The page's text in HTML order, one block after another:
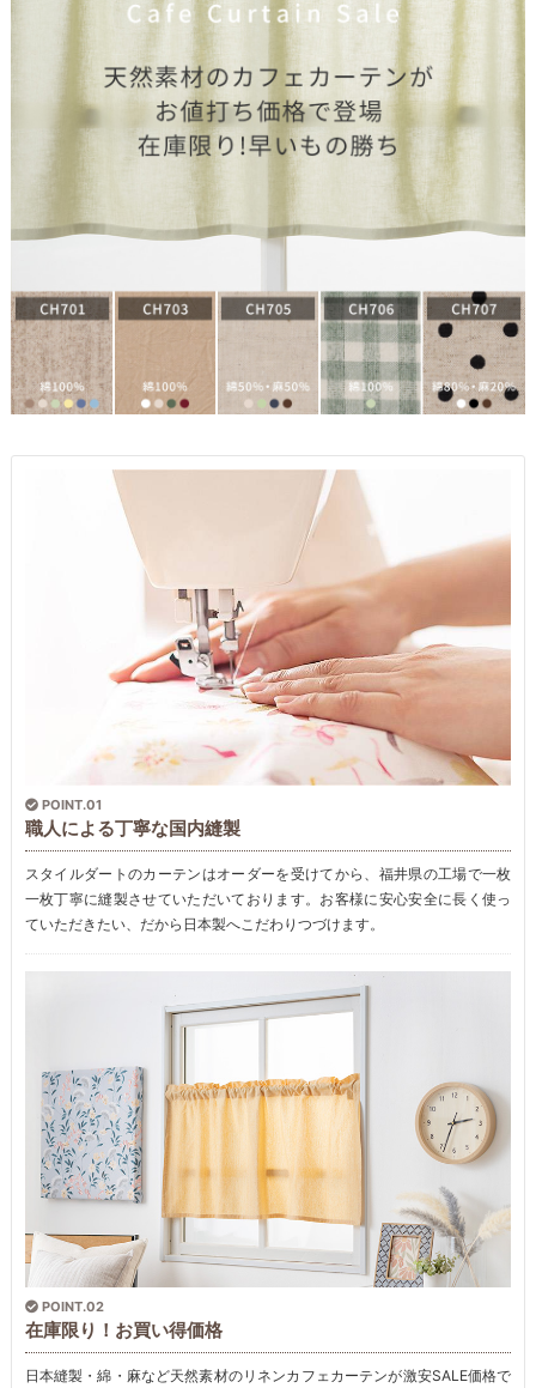
POINT.01
職人による丁寧な国内縫製
スタイルダートのカーテンはオーダーを受けてから、福井県の工場で一枚
一枚丁寧に縫製させていただいております。お客様に安心安全に長く使っ
ていただきたい、だから日本製へこだわりつづけます。
POINT.02
在庫限り！お買い得価格
日本縫製・綿・麻など天然素材のリネンカフェカーテンが激安SALE価格で